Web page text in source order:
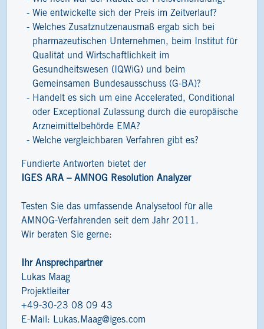
Wie entwickelte sich der Preis im Zeitverlauf?
Welches Zusatznutzenausmaß ergab sich bei
pharmazeutischen Unternehmen, beim Institut für
Qualität und Wirtschaftlichkeit im
Gesundheitswesen (IQWiG) und beim
Gemeinsamen Bundesausschuss (G-BA)?
Handelt es sich um eine Accelerated, Conditional
oder Exceptional Zulassung durch die europäische
Arzneimittelbehörde EMA?
Welche vergleichbaren Verfahren gibt es?
Fundierte Antworten bietet der
IGES ARA – AMNOG Resolution Analyzer
Testen Sie das umfassende Analysetool für alle
AMNOG-Verfahrenden seit dem Jahr 2011.
Wir beraten Sie gerne:
Ihr Ansprechpartner
Lukas Maag
Projektleiter
+49-30-23 08 09 43
E-Mail: Lukas.Maag@iges.com